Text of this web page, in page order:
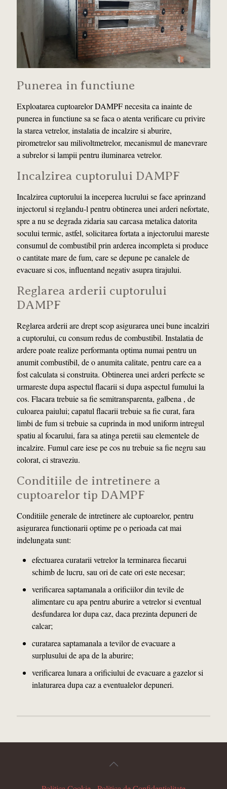
Punerea in functiune
Exploatarea cuptoarelor DAMPF necesita ca inainte de
punerea in functiune sa se faca o atenta verificare cu privire
la starea vetrelor, instalatia de incalzire si aburire,
pirometrelor sau milivoltmetrelor, mecanismul de manevrare
a subrelor si lampii pentru iluminarea vetrelor.
Incalzirea cuptorului DAMPF
Incalzirea cuptorului la inceperea lucrului se face aprinzand
injectorul si reglandu-l pentru obtinerea unei arderi nefortate,
spre a nu se degrada zidaria sau carcasa metalica datorita
socului termic, astfel, solicitarea fortata a injectorului mareste
consumul de combustibil prin arderea incompleta si produce
o cantitate mare de fum, care se depune pe canalele de
evacuare si cos, influentand negativ asupra tirajului.
Reglarea arderii cuptorului
DAMPF
Reglarea arderii are drept scop asigurarea unei bune incalziri
a cuptorului, cu consum redus de combustibil. Instalatia de
ardere poate realize performanta optima numai pentru un
anumit combustibil, de o anumita calitate, pentru care ea a
fost calculata si construita. Obtinerea unei arderi perfecte se
urmareste dupa aspectul flacarii si dupa aspectul fumului la
cos. Flacara trebuie sa fie semitransparenta, galbena , de
culoarea paiului; capatul flacarii trebuie sa fie curat, fara
limbi de fum si trebuie sa cuprinda in mod uniform intregul
spatiu al focarului, fara sa atinga peretii sau elementele de
incalzire. Fumul care iese pe cos nu trebuie sa fie negru sau
colorat, ci straveziu.
Conditiile de intretinere a
cuptoarelor tip DAMPF
Conditiile generale de intretinere ale cuptoarelor, pentru
asigurarea functionarii optime pe o perioada cat mai
indelungata sunt:
efectuarea curatarii vetrelor la terminarea fiecarui
schimb de lucru, sau ori de cate ori este necesar;
verificarea saptamanala a orificiilor din tevile de
alimentare cu apa pentru aburire a vetrelor si eventual
desfundarea lor dupa caz, daca prezinta depuneri de
calcar;
curatarea saptamanala a tevilor de evacuare a
surplusului de apa de la aburire;
verificarea lunara a orificiului de evacuare a gazelor si
inlaturarea dupa caz a eventualelor depuneri.